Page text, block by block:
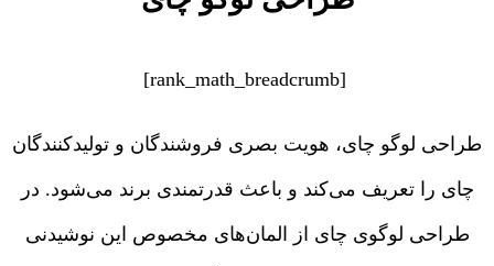
[rank_math_breadcrumb]
طراحی لوگو چای، هویت بصری فروشندگان و تولیدکنندگان
چای را تعریف می‌کند و باعث قدرتمندی برند می‌شود. در
طراحی لوگوی چای از المان‌های مخصوص این نوشیدنی